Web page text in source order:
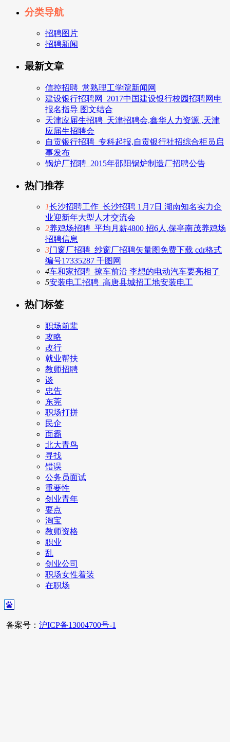
分类导航
招聘图片
招聘新闻
最新文章
信控招聘_常熟理工学院新闻网
建设银行招聘网_2017中国建设银行校园招聘网申
报名指导 图文结合
天津应届生招聘_天津招聘会,鑫华人力资源 ,天津
应届生招聘会
自贡银行招聘_专科起报,自贡银行社招综合柜员启
事发布
锅炉厂招聘_2015年邵阳锅炉制造厂招聘公告
热门推荐
1长沙招聘工作_长沙招聘 1月7日 湖南知名实力企
业迎新年大型人才交流会
2养鸡场招聘_平均月薪4800 招6人,保亭南茂养鸡场
招聘信息
3门窗厂招聘_纱窗厂招聘矢量图免费下载 cdr格式
编号17335287 千图网
4车和家招聘_撩车前沿 李想的电动汽车要亮相了
5安装电工招聘_高唐县城招工地安装电工
热门标签
职场前辈
攻略
改行
就业帮扶
教师招聘
谈
忠告
东莞
职场打拼
民企
面霸
北大青鸟
寻找
错误
公务员面试
重要性
创业青年
要点
淘宝
教师资格
职业
乱
创业公司
职场女性着装
在职场
备案号： 沪ICP备13004700号-1